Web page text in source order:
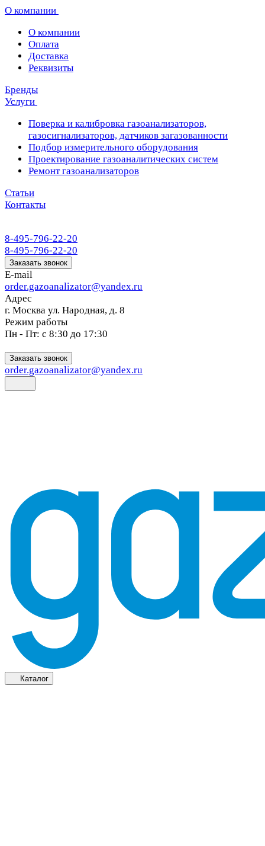
О компании
О компании
Оплата
Доставка
Реквизиты
Бренды
Услуги
Поверка и калибровка газоанализаторов,
газосигнализаторов, датчиков загазованности
Подбор измерительного оборудования
Проектирование газоаналитических систем
Ремонт газоанализаторов
Статьи
Контакты
8-495-796-22-20
8-495-796-22-20
Заказать звонок
E-mail
order.gazoanalizator@yandex.ru
Адрес
г. Москва ул. Народная, д. 8
Режим работы
Пн - Пт: с 8:30 до 17:30
Заказать звонок
order.gazoanalizator@yandex.ru
Каталог